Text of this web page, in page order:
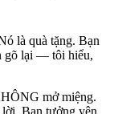
là quà tặng. Bạn
gõ lại — tôi hiểu,
mở miệng.